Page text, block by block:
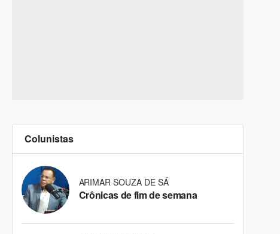
Colunistas
ARIMAR SOUZA DE SÁ
Crônicas de fim de semana